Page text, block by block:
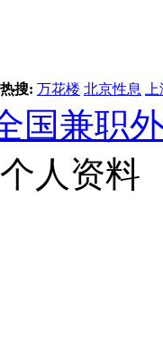
热搜: 万花楼 北京性息
国兼职
个人资料